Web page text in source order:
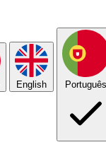
English Português